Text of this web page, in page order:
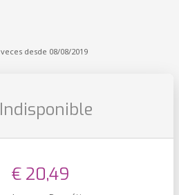
veces desde 08/08/2019
Indisponible
€ 20,49